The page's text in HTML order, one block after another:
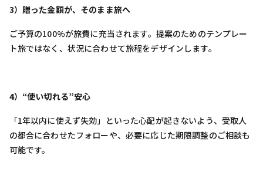
3）贈った金額が、そのまま旅へ
ご予算の100%が旅費に充当されます。提案のためのテンプレー
ト旅ではなく、状況に合わせて旅程をデザインします。
4）“使い切れる”安心
「1年以内に使えず失効」といった心配が起きないよう、受取人
の都合に合わせたフォローや、必要に応じた期限調整のご相談も
可能です。